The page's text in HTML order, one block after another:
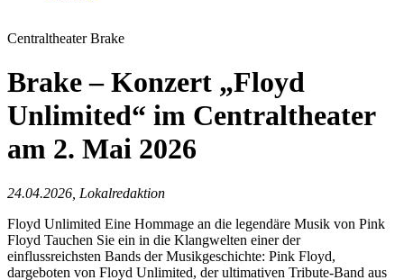
Centraltheater Brake
Brake – Konzert „Floyd
Unlimited“ im Centraltheater
am 2. Mai 2026
24.04.2026, Lokalredaktion
Floyd Unlimited Eine Hommage an die legendäre Musik von Pink
Floyd Tauchen Sie ein in die Klangwelten einer der
einflussreichsten Bands der Musikgeschichte: Pink Floyd,
dargeboten von Floyd Unlimited, der ultimativen Tribute-Band aus